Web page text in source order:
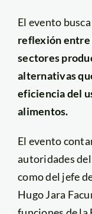
El evento busca
reflexión entre
sectores
alternativas
eficiencia del
alimentos.
El evento
autoridades
como del jefe
Hugo Jara